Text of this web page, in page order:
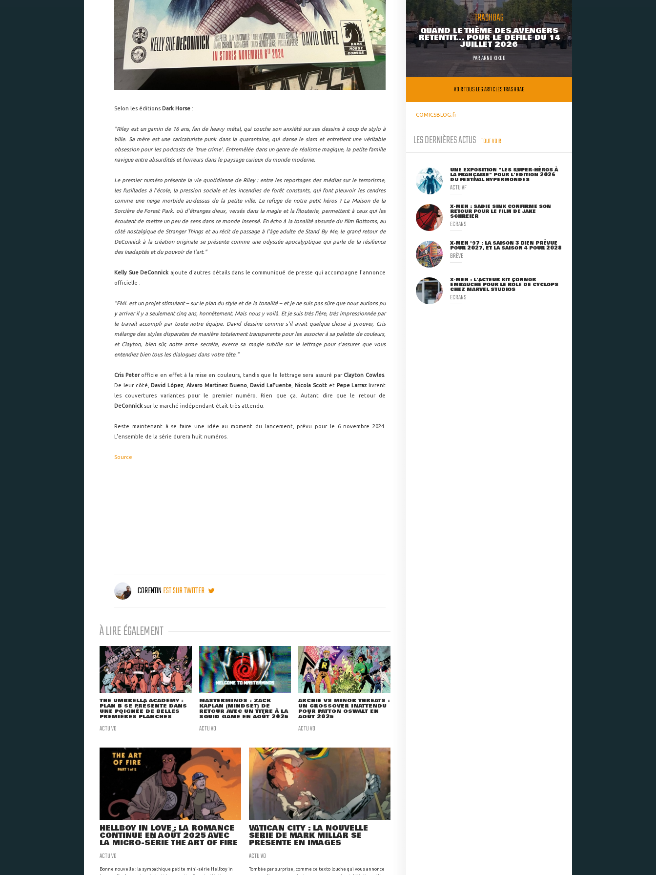
Selon les éditions Dark Horse :
"Riley est un gamin de 16 ans, fan de heavy métal, qui couche son anxiété sur ses dessins à coup de stylo à
bille. Sa mère est une caricaturiste punk dans la quarantaine, qui danse le slam et entretient une véritable
obsession pour les podcasts de 'true crime'. Entremêlée dans un genre de réalisme magique, la petite famille
navigue entre absurdités et horreurs dans le paysage curieux du monde moderne.
Le premier numéro présente la vie quotidienne de Riley : entre les reportages des médias sur le terrorisme,
les fusillades à l'école, la pression sociale et les incendies de forêt constants, qui font pleuvoir les cendres
comme une neige morbide au-dessus de la petite ville. Le refuge de notre petit héros ? La Maison de la
Sorcière de Forest Park. où d'étranges dieux, versés dans la magie et la filouterie, permettent à ceux qui les
écoutent de mettre un peu de sens dans ce monde insensé. En écho à la tonalité absurde du film Bottoms, au
côté nostalgique de Stranger Things et au récit de passage à l'âge adulte de Stand By Me, le grand retour de
DeConnick à la création originale se présente comme une odyssée apocalyptique qui parle de la résilience
des inadaptés et du pouvoir de l'art."
Kelly Sue DeConnick ajoute d'autres détails dans le communiqué de presse qui accompagne l'annonce
officielle :
"FML est un projet stimulant – sur le plan du style et de la tonalité – et je ne suis pas sûre que nous aurions pu
y arriver il y a seulement cinq ans, honnêtement. Mais nous y voilà. Et je suis très fière, très impressionnée par
le travail accompli par toute notre équipe. David dessine comme s'il avait quelque chose à prouver, Cris
mélange des styles disparates de manière totalement transparente pour les associer à sa palette de couleurs,
et Clayton, bien sûr, notre arme secrète, exerce sa magie subtile sur le lettrage pour s'assurer que vous
entendiez bien tous les dialogues dans votre tête."
Cris Peterofficie en effet à la mise en couleurs, tandis que le lettrage sera assuré par Clayton Cowles.
De leur côté, David López,Alvaro Martinez Bueno, David LaFuente Nicola Scottet Pepe Larrazlivrent
les couvertures variantes pour le premier numéro. Rien que ça. Autant dire que le retour de
DeConnick sur le marché indépendant était très attendu.
Reste maintenant à se faire une idée au moment du lancement, prévu pour le 6 novembre 2024.
L'ensemble de la série durera huit numéros.
Source
CORENTINEST SUR TWITTER
À LIRE ÉGALEMENT
THE UMBRELLA ACADEMY :
PLAN B SE PRÉSENTE DANS
UNE POIGNÉE DE BELLES
PREMIÈRES PLANCHES
ACTU VO
MASTERMINDS : ZACK
KAPLAN (MINDSET) DE
RETOUR AVEC UN TITRE À LA
SQUID GAME EN AOÛT 2025
ACTU VO
ARCHIE VS MINOR THREATS :
UN CROSSOVER INATTENDU
POUR PATTON OSWALT EN
AOÛT 2025
ACTU VO
HELLBOY IN LOVE : LA ROMANCE
CONTINUE EN AOÛT 2025 AVEC
LA MICRO-SÉRIE THE ART OF FIRE
ACTU VO
Bonne nouvelle : la sympathique petite mini-série Hellboy in
VATICAN CITY : LA NOUVELLE
SÉRIE DE MARK MILLAR SE
PRÉSENTE EN IMAGES
ACTU VO
Tombée par surprise, comme ce texto louche qui vous annonce
TRASHBAG
QUAND LE THÈME DES AVENGERS
RETENTIT... POUR LE DÉFILÉ DU 14
JUILLET 2026
PARARNO KIKOO
VOIR TOUS LES ARTICLES TRASHBAG
COMICSBLOG.fr
LES DERNIÈRES ACTUS TOUT VOIR
UNE EXPOSITION "LES SUPER-HÉROS À
LA FRANÇAISE" POUR L'ÉDITION 2026
DU FESTIVAL HYPERMONDES
ACTU VF
X-MEN : SADIE SINK CONFIRME SON
RETOUR POUR LE FILM DE JAKE
SCHREIER
ECRANS
X-MEN '97 : LA SAISON 3 BIEN PRÉVUE
POUR 2027, ET LA SAISON 4 POUR 2028
BRÈVE
X-MEN : L'ACTEUR KIT CONNOR
EMBAUCHÉ POUR LE RÔLE DE CYCLOPS
CHEZ MARVEL STUDIOS
ECRANS